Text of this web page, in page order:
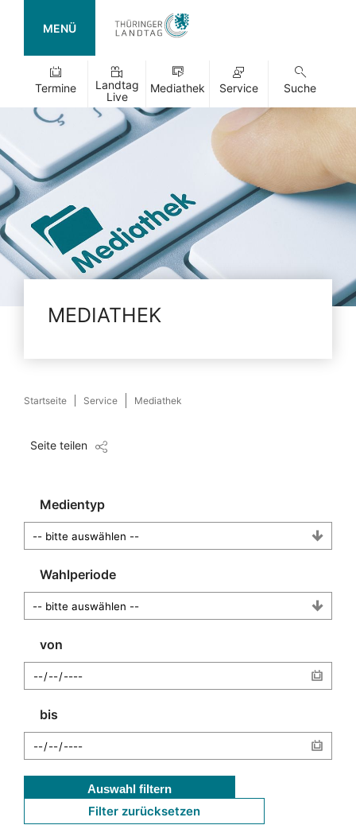
MENÜ
Termine
Landtag
Live
Mediathek Service Suche
MEDIATHEK
Startseite Service Mediathek
Seite teilen
Medientyp
Wahlperiode
von
bis
Auswahl filtern
Filter zurücksetzen